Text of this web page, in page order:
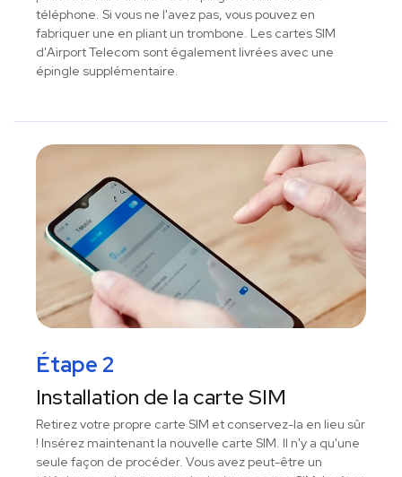
téléphone. Si vous ne l'avez pas, vous pouvez en
fabriquer une en pliant un trombone. Les cartes SIM
d'Airport Telecom sont également livrées avec une
épingle supplémentaire.
Étape 2
Installation de la carte SIM
Retirez votre propre carte SIM et conservez-la en lieu sûr
! Insérez maintenant la nouvelle carte SIM. Il n'y a qu'une
seule façon de procéder. Vous avez peut-être un